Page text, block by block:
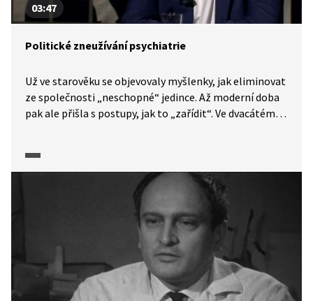
03:47
Politické zneužívání psychiatrie
Už ve starověku se objevovaly myšlenky, jak eliminovat
ze společnosti „neschopné“ jedince. Až moderní doba
pak ale přišla s postupy, jak to „zařídit“. Ve dvacátém
autoritativních státech je eliminace odpůrců skrze
psychiatrii dodnes používaná.